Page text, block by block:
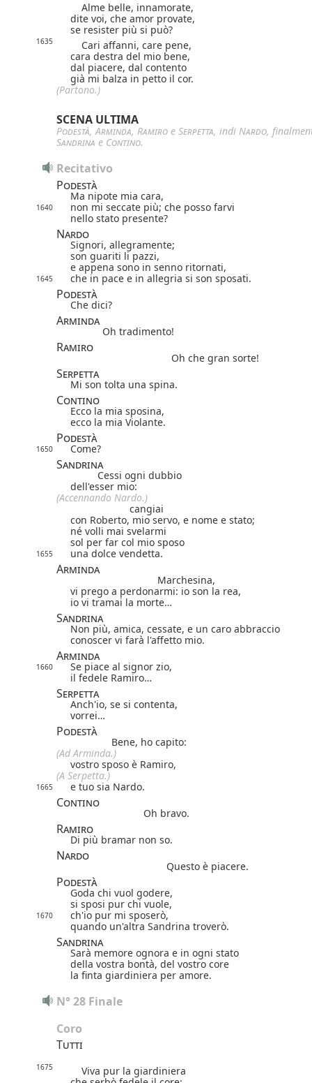
Alme belle, innamorate,
dite voi, che amor provate,
se resister più si può?
1635
Cari affanni, care pene,
cara destra del mio bene,
dal piacere, dal contento
già mi balza in petto il cor.
(Partono.)
SCENA ULTIMA
Podestà,Arminda, Ramiro e Serpetta, indi Nardo,
Sandrina e Contino.
Recitativo
Podestà
Ma nipote mia cara,
1640
non mi seccate più; che posso farvi
nello stato presente?
Nardo
Signori, allegramente;
son guariti li pazzi,
e appena sono in senno ritornati,
1645 che in pace e in allegria si son sposati.
Podestà
Che dici?
Arminda
Oh tradimento!
Ramiro
Oh che gran sorte!
Serpetta
Mi son tolta una spina.
Contino
Ecco la mia sposina,
ecco la mia Violante.
Podestà
1650 Come?
Sandrina
Cessi ogni dubbio
dell'esser mio:
(Accennando Nardo.)
cangiai
con Roberto, mio servo, e nome e stato;
né volli mai svelarmi
sol per far col mio sposo
1655 una dolce vendetta.
Arminda
Marchesina,
vi prego a perdonarmi: io son la rea,
io vi tramai la morte…
Sandrina
Non più, amica, cessate, e un caro abbraccio
conoscer vi farà l'affetto mio.
Arminda
1660
Se piace al signor zio,
il fedele Ramiro…
Serpetta
Anch'io, se si contenta,
vorrei…
Podestà
Bene, ho capito:
(Ad Arminda.)
vostro sposo è Ramiro,
(A Serpetta.)
1665 e tuo sia Nardo.
Contino
Oh bravo.
Ramiro
Di più bramar non so.
Nardo
Questo è piacere.
Podestà
Goda chi vuol godere,
si sposi pur chi vuole,
1670
ch'io pur mi sposerò,
quando un'altra Sandrina troverò.
Sandrina
Sarà memore ognora e in ogni stato
della vostra bontà, del vostro core
la finta giardiniera per amore.
N° 28 Finale
Coro
Tutti
1675
Viva pur la giardiniera